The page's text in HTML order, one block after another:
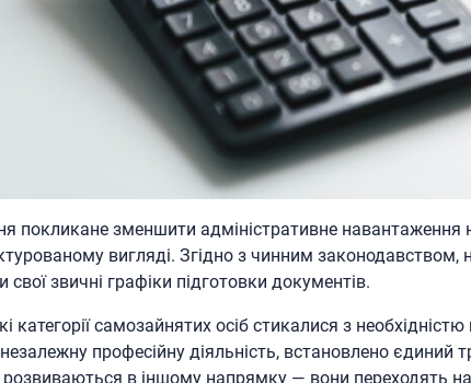
покликане зменшити адміністративне
вигляді. Згідно з чинним
свої звичні графіки підготовки документів.
категорії самозайнятих осіб стикалися з
професійну діяльність, встановлено
розвиваються в іншому напрямку — вони переходять